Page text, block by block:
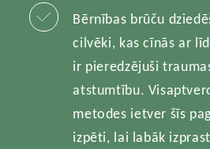
Bērnības brūču
cilvēki, kas cīnās ar
ir pieredzējuši
atstumtību.
metodes ietver šīs
izpēti, lai labāk